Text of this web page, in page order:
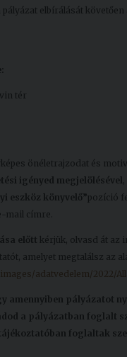
elbírálását követően
tér
önéletrajzodat és
igényed megjelölésével
eszköz könyvelő”pozíció
mail címre.
előtt kérjük, olvasd át az
amelyet megtalálsz az
adatvedelem/2022/
amennyiben pályázatot
a pályázatban foglalt
foglaltak